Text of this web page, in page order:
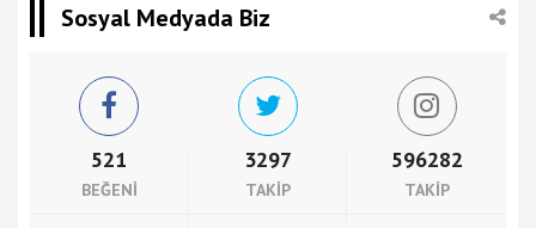
Sosyal Medyada Biz
521
BEĞENI
3297
TAKIP
596282
TAKIP